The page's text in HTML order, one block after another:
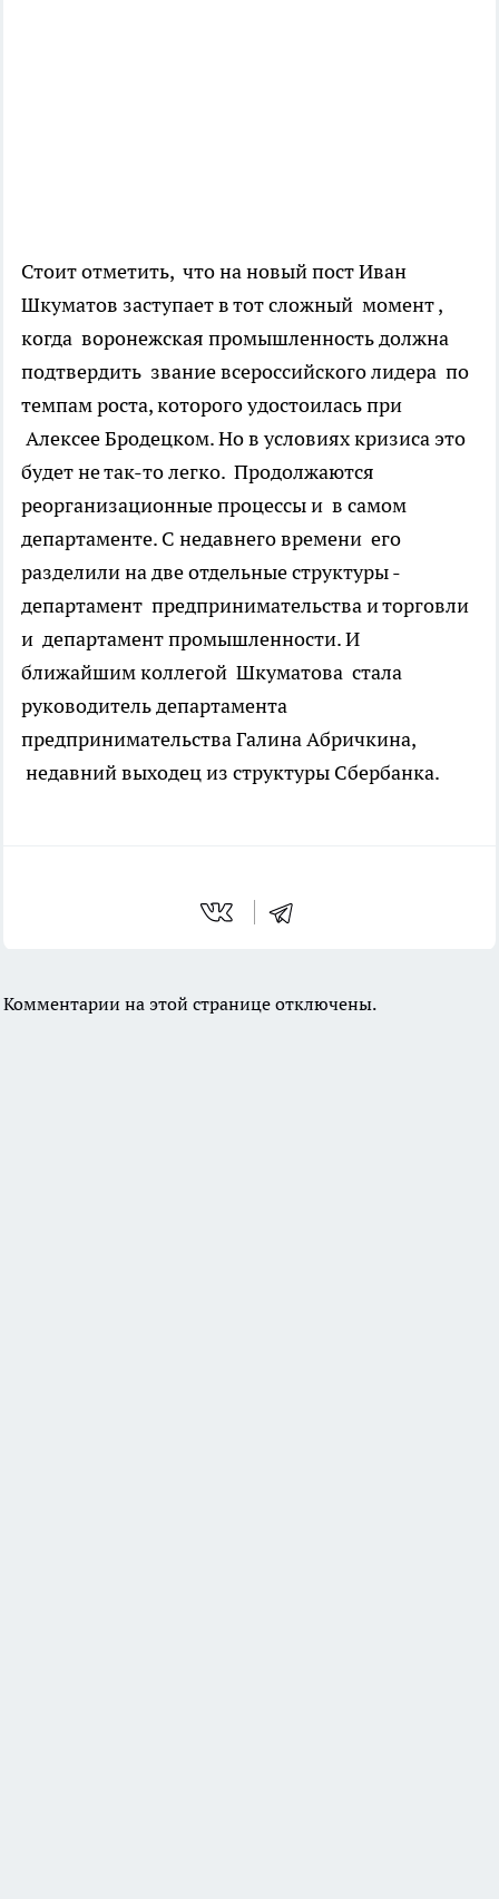
Стоит отметить, что на новый пост Иван
Шкуматов заступает в тот сложный момент ,
когда воронежская промышленность должна
подтвердить звание всероссийского лидера по
темпам роста, которого удостоилась при
Алексее Бродецком. Но в условиях кризиса это
будет не так-то легко. Продолжаются
реорганизационные процессы и в самом
департаменте. С недавнего времени его
разделили на две отдельные структуры -
департамент предпринимательства и торговли
и департамент промышленности. И
ближайшим коллегой Шкуматова стала
руководитель департамента
предпринимательства Галина Абричкина,
недавний выходец из структуры Сбербанка.
Комментарии на этой странице отключены.